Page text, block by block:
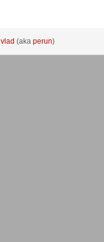
vlad (aka perun)